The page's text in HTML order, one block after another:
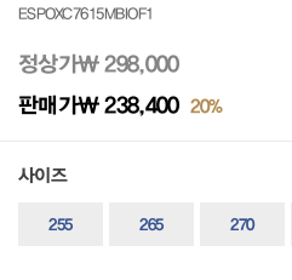
ESPOXC7615MBIOF1
정상가₩ 298,000
판매가₩ 238,400 20%
사이즈
255 265 270